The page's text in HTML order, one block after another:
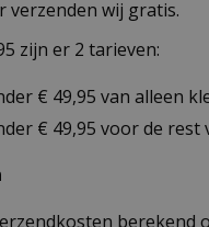
verzenden wij gratis.
zijn er 2 tarieven:
€ 49,95 van alleen
€ 49,95 voor de